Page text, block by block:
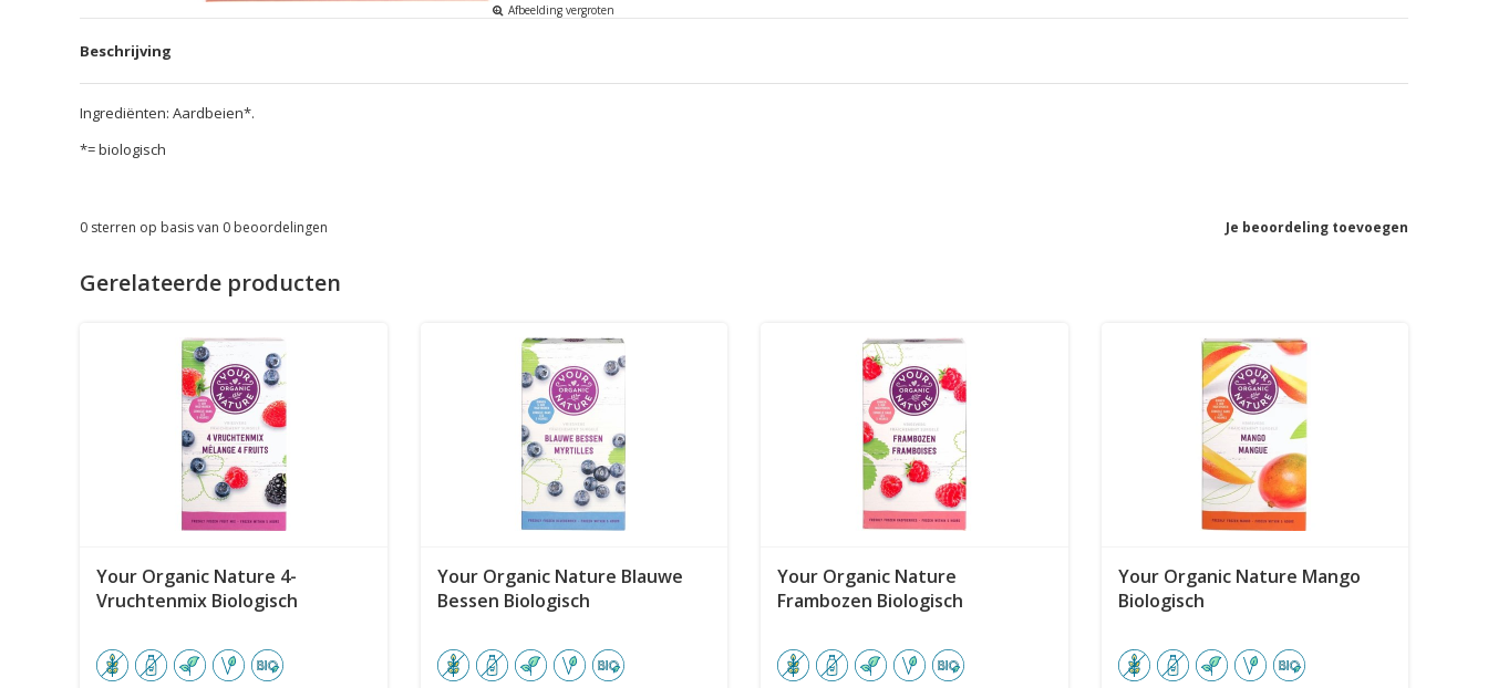
Afbeelding vergroten
Beschrijving
Ingrediënten: Aardbeien*.
*= biologisch
Je beoordeling toevoegen
0 sterren op basis van 0 beoordelingen
Gerelateerde producten
Your Organic Nature 4-
Vruchtenmix Biologisch
Your Organic Nature Blauwe
Bessen Biologisch
Your Organic Nature
Frambozen Biologisch
Your Organic Nature Mango
Biologisch